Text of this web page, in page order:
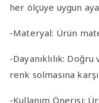
her ölçüye uygun
-Materyal: Ürün
-Dayanıklılık: Doğru
renk solmasına
-Kullanım Önerisi: